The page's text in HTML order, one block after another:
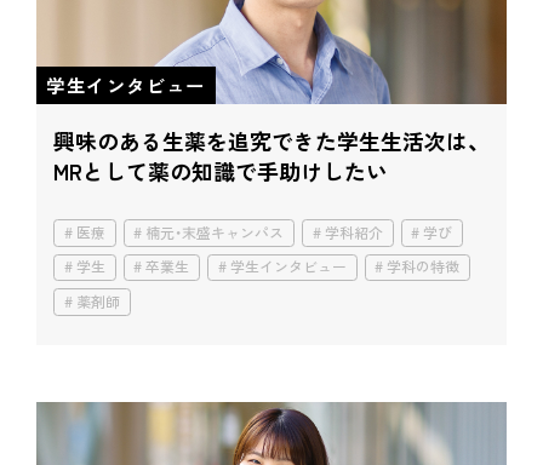
学生インタビュー
興味のある生薬を追究できた学生生活次は、
MRとして薬の知識で手助けしたい
医療 楠元・末盛キャンパス 学科紹介
学び
学生
卒業生 学生インタビュー
学科の特徴
薬剤師